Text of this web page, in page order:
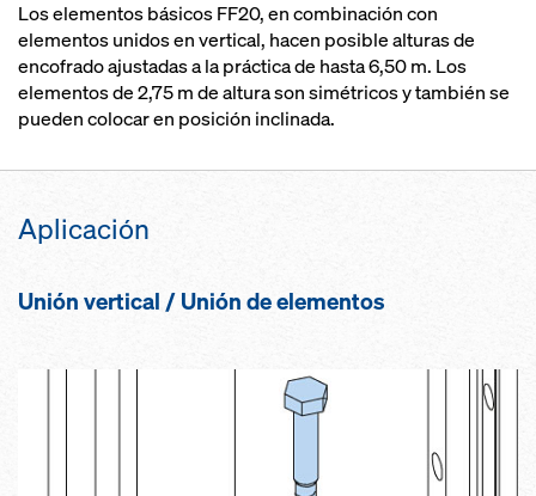
Los elementos básicos FF20, en combinación con
elementos unidos en vertical, hacen posible alturas de
encofrado ajustadas a la práctica de hasta 6,50 m. Los
elementos de 2,75 m de altura son simétricos y también se
pueden colocar en posición inclinada.
Aplica­ción
Unión vertical / Unión de elementos